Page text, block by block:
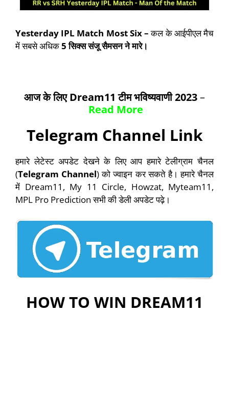
Yesterday IPL Match Most Six –कल के आईपीएल मैच
में सबसे अधिक5सिक्ससंजू सैमसनने मारे।
आज के लिएDream11टीम भविष्यवाणी2023–
Read More
Telegram Channel Link
हमारे लेटेस्ट अपडेट देखने के लिए आप हमारे टेलीग्राम चैनल
(Telegram Channel) को ज्वाइन कर सकते है। हमारे चैनल
में Dream11, My 11 Circle, Howzat, Myteam11,
MPL Pro Prediction सभी की डेली अपडेट पढ़े।
HOW TO WIN DREAM11